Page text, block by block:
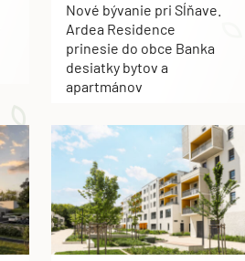
Nové bývanie pri Sĺňave.
Ardea Residence
prinesie do obce Banka
desiatky bytov a
apartmánov